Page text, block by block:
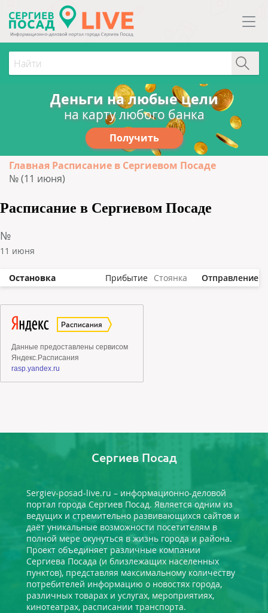
Деньги на любые цели
на карту любого банка
Получить
Главная Расписание в Сергиевом Посаде
№ (11 июня)
Расписание в Сергиевом Посаде
№
11 июня
Остановка Прибытие Стоянка Отправление
Сергиев Посад
Sergiev-posad-live.ru – информационно-деловой
портал города Сергиев Посад. Является одним из
ведущих и стремительно развивающихся сайтов и
даёт уникальные возможности посетителям в
полной мере окунуться в жизнь города и района.
Проект объединяет различные компании
Сергиева Посада (и близлежащих населенных
пунктов), представляя максимальному количеству
потребителей информацию о новостях города,
различных товарах и услугах, мероприятиях,
кинотеатрах, расписании транспорта.